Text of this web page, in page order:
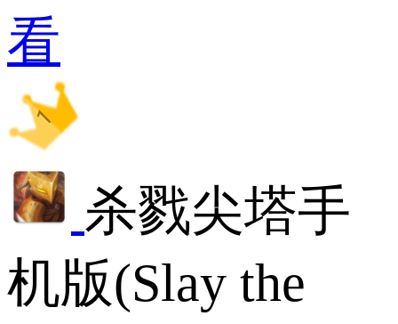
看
杀戮尖塔手
机版(Slay the